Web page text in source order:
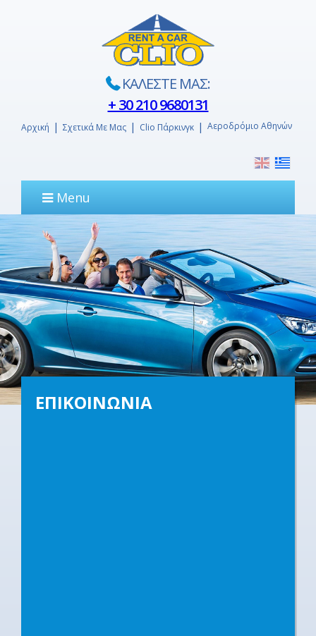
ΚΑΛΕΣΤΕ ΜΑΣ:
+ 30 210 9680131
Αρχική Σχετικά Με Μας Clio Πάρκινγκ Αεροδρόμιο Αθηνών
Menu
ΕΠΙΚΟΙΝΩΝΙΑ